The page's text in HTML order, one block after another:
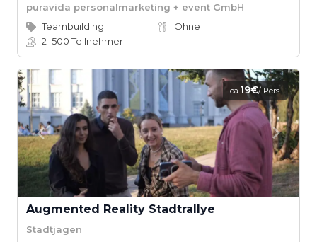
puravida personalmarketing + event GmbH
Teambuilding
Ohne
2–500Teilnehmer
ca.19€/ Pers.
Augmented Reality Stadtrallye
Stadtjagen